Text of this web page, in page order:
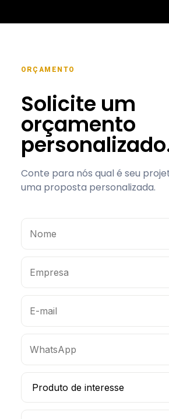
ORÇAMENTO
Solicite um
orçamento
Conte para nós qual é seu
uma proposta personalizada.